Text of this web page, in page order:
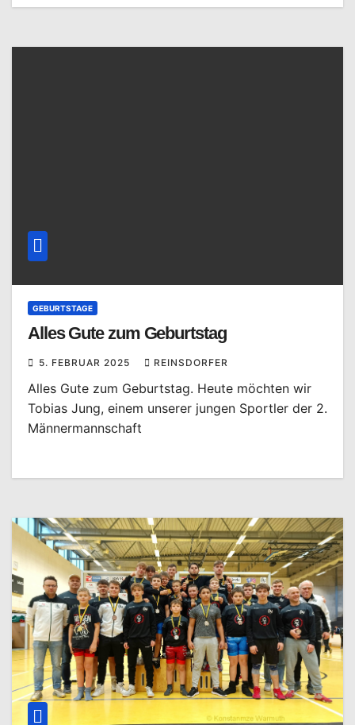
GEBURTSTAGE
Alles Gute zum Geburtstag
5. FEBRUAR 2025 REINSDORFER
Alles Gute zum Geburtstag. Heute möchten wir
Tobias Jung, einem unserer jungen Sportler der 2.
Männermannschaft